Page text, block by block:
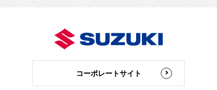
コーポレートサイト